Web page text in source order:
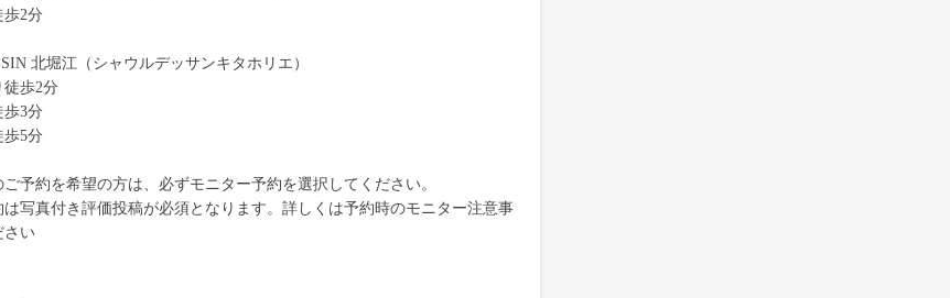
歩2分
北堀江（シャウルデッサンキタホリエ）
徒歩2分
歩3分
歩5分
予約を希望の方は、必ずモニター予約を選択してください。
写真付き評価投稿が必須となります。詳しくは予約時のモニター注意事
さい